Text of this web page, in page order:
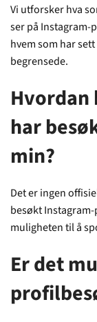
Vi utforsker hva
ser på Instagram-
hvem som har
begrensede.
Hvordan
har
min?
Det er ingen
besøkt
muligheten til å
Er det